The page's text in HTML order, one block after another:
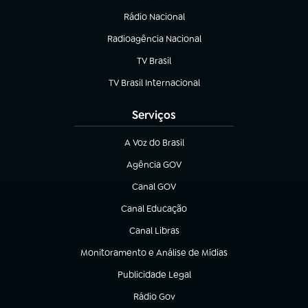
Rádio Nacional
Radioagência Nacional
(abre em nova aba)
TV Brasil
(abre em nova aba)
TV Brasil Internacional
(abre em nova aba)
Serviços
A Voz do Brasil
(abre em nova aba)
Agência GOV
(abre em nova aba)
Canal GOV
(abre em nova aba)
Canal Educação
(abre em nova aba)
Canal Libras
(abre em nova aba)
Monitoramento e Análise de Mídias
(abre em nova aba)
Publicidade Legal
(abre em nova aba)
Rádio Gov
(abre em nova aba)